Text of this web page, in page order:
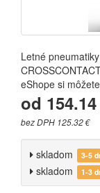
Letné
eShope si
od
bez DPH 125.32 €
skladom 3-5
skladom
1-3